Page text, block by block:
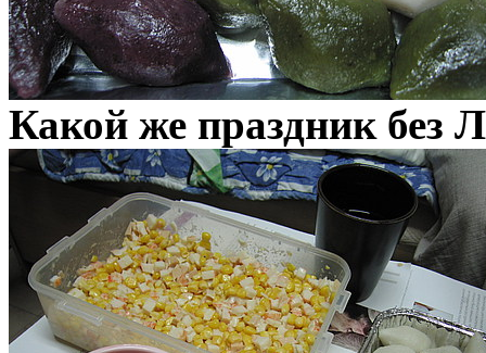
Какой же праздник без